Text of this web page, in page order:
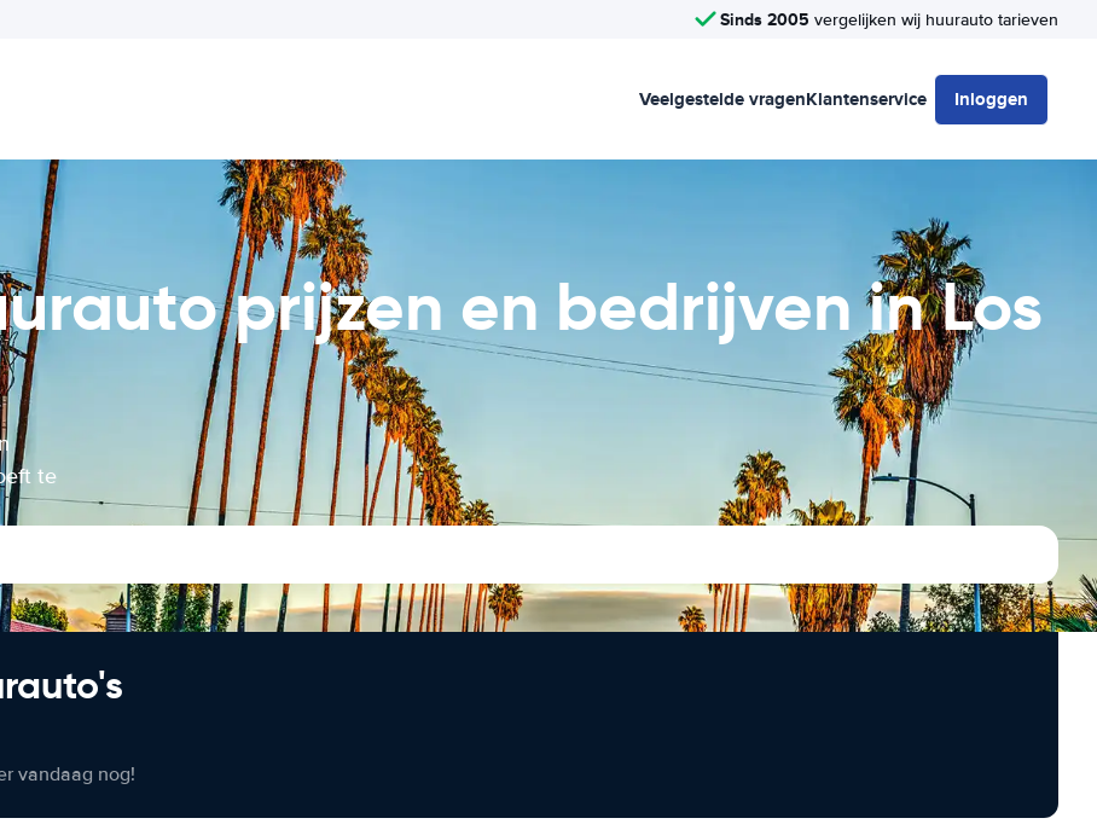
Sinds 2005 vergelijken wij huurauto tarieven
Veelgestelde vragenKlantenservice Inloggen
prijzen en bedrijven in Los
te
vandaag nog!